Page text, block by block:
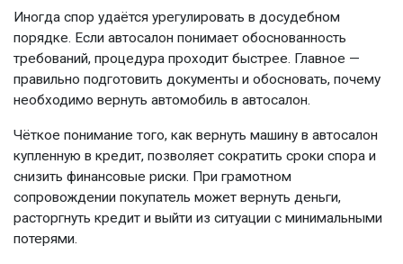
Иногда спор удаётся урегулировать в досудебном
порядке. Если автосалон понимает обоснованность
требований, процедура проходит быстрее. Главное —
правильно подготовить документы и обосновать, почему
необходимо вернуть автомобиль в автосалон.
Чёткое понимание того, как вернуть машину в автосалон
купленную в кредит, позволяет сократить сроки спора и
снизить финансовые риски. При грамотном
сопровождении покупатель может вернуть деньги,
расторгнуть кредит и выйти из ситуации с минимальными
потерями.